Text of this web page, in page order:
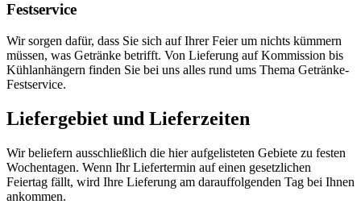
Festservice
Wir sorgen dafür, dass Sie sich auf Ihrer Feier um nichts kümmern
müssen, was Getränke betrifft. Von Lieferung auf Kommission bis
Kühlanhängern finden Sie bei uns alles rund ums Thema Getränke-
Festservice.
Liefergebiet und Lieferzeiten
Wir beliefern ausschließlich die hier aufgelisteten Gebiete zu festen
Wochentagen. Wenn Ihr Liefertermin auf einen gesetzlichen
Feiertag fällt, wird Ihre Lieferung am darauffolgenden Tag bei Ihnen
ankommen.